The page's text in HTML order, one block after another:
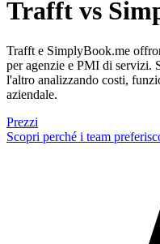
Trafft vs
Trafft e SimplyBook.me
per agenzie e PMI di servizi.
l'altro analizzando costi,
aziendale.
Prezzi
Scopri perché i team